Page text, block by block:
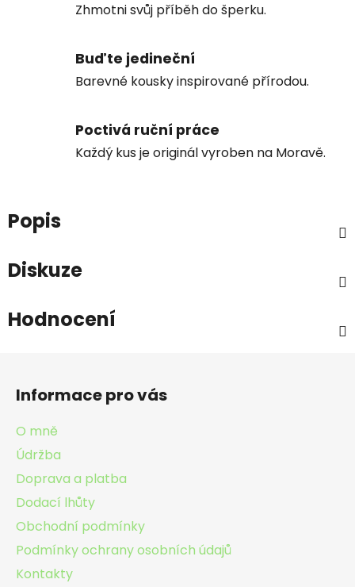
Zhmotni svůj příběh do šperku.
Buďte jedineční
Barevné kousky inspirované přírodou.
Poctivá ruční práce
Každý kus je originál vyroben na Moravě.
Popis
Diskuze
Hodnocení
Informace pro vás
O mně
Údržba
Doprava a platba
Dodací lhůty
Obchodní podmínky
Podmínky ochrany osobních údajů
Kontakty